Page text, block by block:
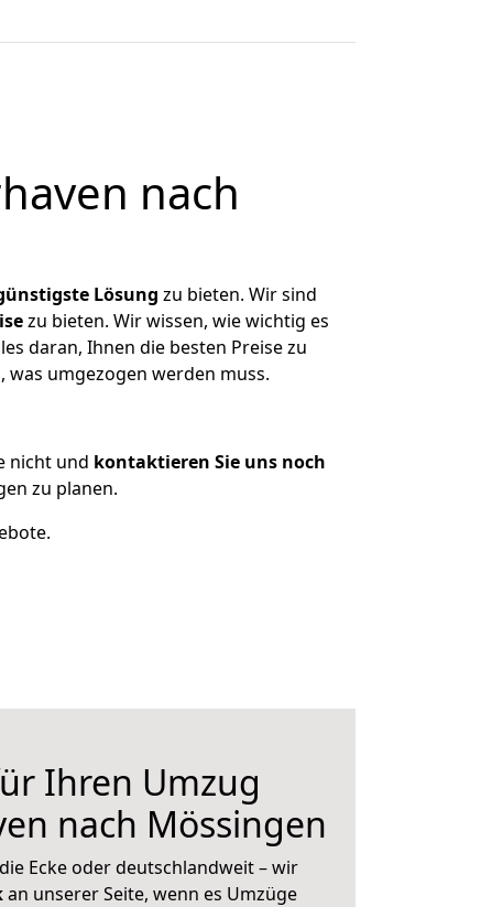
nach
Lösung zu bieten. Wir sind
zu bieten. Wir wissen, wie wichtig es
daran, Ihnen die besten Preise zu
was umgezogen werden muss.
nicht und kontaktieren Sie uns noch
zu planen.
Ihren Umzug
nach Mössingen
Ecke oder deutschlandweit – wir
an unserer Seite, wenn es Umzüge